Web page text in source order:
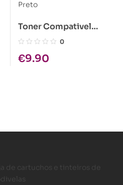
Toner Compativel
Kyocera TK-130
0
€9.90